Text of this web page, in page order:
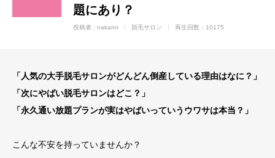
題にあり？
投稿者 : nakano 脱毛サロン 再生回数：10175
「人気の大手脱毛サロンがどんどん倒産している理由はなに？」
「次にやばい脱毛サロンはどこ？」
「永久通い放題プランが実はやばいっていうウワサは本当？」
こんな不安を持っていませんか？